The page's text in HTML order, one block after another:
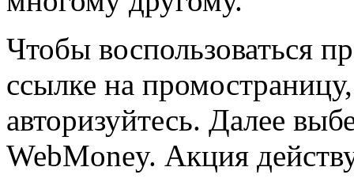
Чтобы воспользоваться
ссылке на
авторизуйтесь. Далее
WebMoney. Акция